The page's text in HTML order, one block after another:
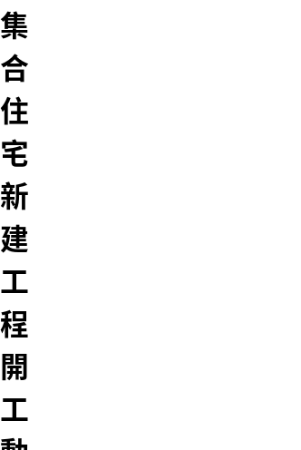
集
合
住
宅
新
建
工
程
開
工